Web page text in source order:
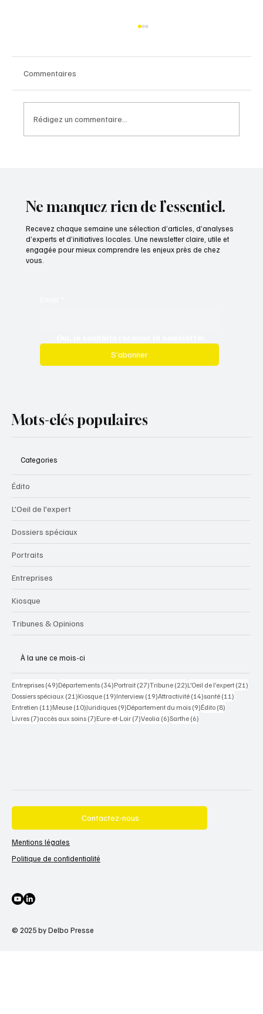
Commentaires
Rédigez un commentaire...
Ne manquez rien de l’essentiel.
Recevez chaque semaine une sélection d’articles, d’analyses
d’experts et d’initiatives locales. Une newsletter claire, utile et
engagée pour mieux comprendre les enjeux près de chez
vous.
S’abonner
Mots-clés populaires
Categories
Édito
L'Oeil de l'expert
Dossiers spéciaux
Portraits
Entreprises
Kiosque
Tribunes & Opinions
À la une ce mois-ci
Entreprises (49)49 posts
Départements (34)34 posts
Portrait (27)27 posts
Tribune (22)22 posts
L’Oeil de l’expert (21)
Dossiers spéciaux (21)21 posts
Kiosque (19)19 posts
Interview (19)19 posts
Attractivité (14)14 posts
santé (11)
Entretien (11)11 posts
Meuse (10)10 posts
Juridiques (9)9 posts
Département du mois (9)9 posts
Édito (8)
Livres (7)7 posts
accès aux soins (7)7 posts
Eure-et-Loir (7)7 posts
Veolia (6)6 posts
Sarthe (6)
© 2025 by Delbo Presse
Contactez-nous
Mentions légales
Politique de confidentialité